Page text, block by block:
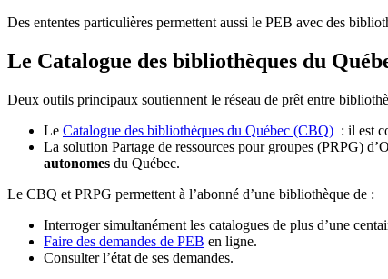
Des ententes particulières permettent aussi le PEB avec des
Le Catalogue des bibliothèques du
Deux outils principaux soutiennent le réseau de prêt entre
Le Catalogue des bibliothèques du Québec (CBQ) : il est
La solution Partage de ressources pour groupes (PRPG)
autonomes du Québec.
Le CBQ et PRPG permettent à l’abonné d’une bibliothèque de :
Interroger simultanément les catalogues de plus d’une
Faire des demandes de PEB en ligne.
Consulter l’état de ses demandes.